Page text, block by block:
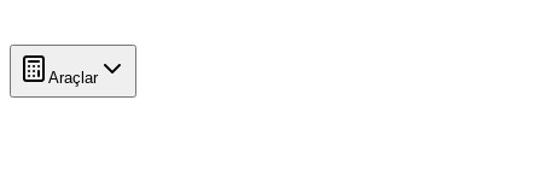
Araçlar